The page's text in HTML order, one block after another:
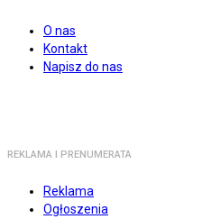
O nas
Kontakt
Napisz do nas
REKLAMA I PRENUMERATA
Reklama
Ogłoszenia